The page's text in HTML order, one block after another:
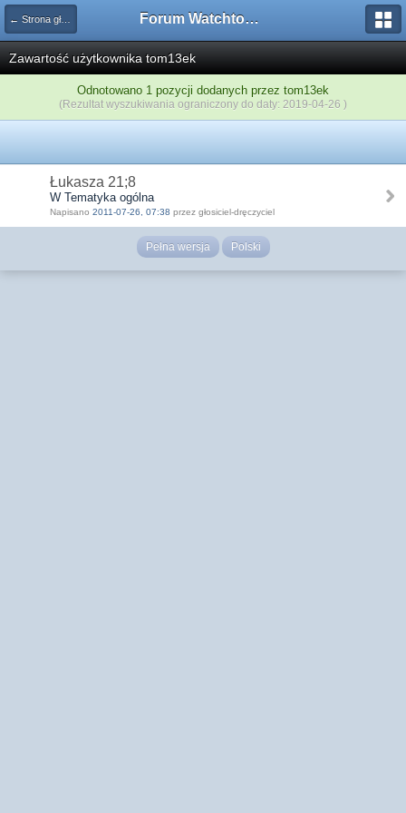
← Strona główna Forum Watchtower
Zawartość użytkownika tom13ek
Odnotowano 1 pozycji dodanych przez tom13ek
(Rezultat wyszukiwania ograniczony do daty: 2019-04-26 )
Łukasza 21;8
W Tematyka ogólna
Napisano 2011-07-26, 07:38 przez głosiciel-dręczyciel
Pełna wersja Polski